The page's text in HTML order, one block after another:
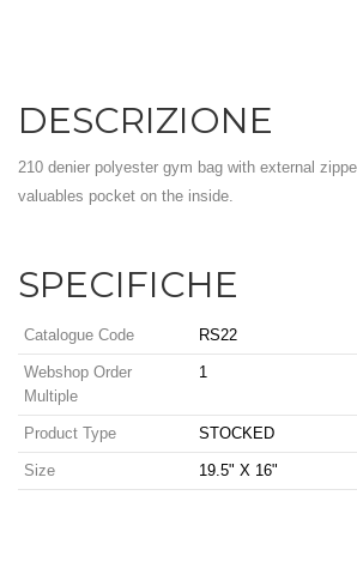
DESCRIZIONE
210 denier polyester gym bag with external
valuables pocket on the inside.
SPECIFICHE
Catalogue Code RS22
Webshop Order
Multiple
1
Product Type STOCKED
Size 19.5" X 16"